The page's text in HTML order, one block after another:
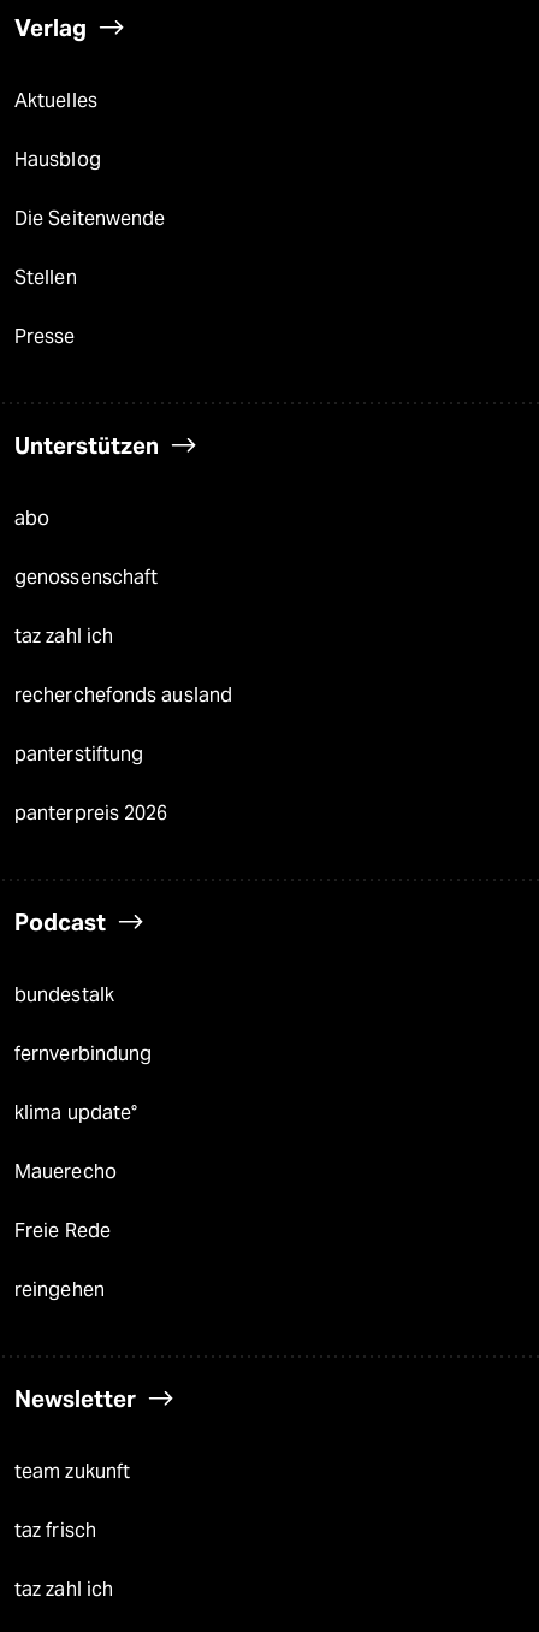
Verlag
Aktuelles
Hausblog
Die Seitenwende
Stellen
Presse
Unterstützen
abo
genossenschaft
taz zahl ich
recherchefonds ausland
panterstiftung
panterpreis 2026
Podcast
bundestalk
fernverbindung
klima update°
Mauerecho
Freie Rede
reingehen
Newsletter
team zukunft
taz frisch
taz zahl ich